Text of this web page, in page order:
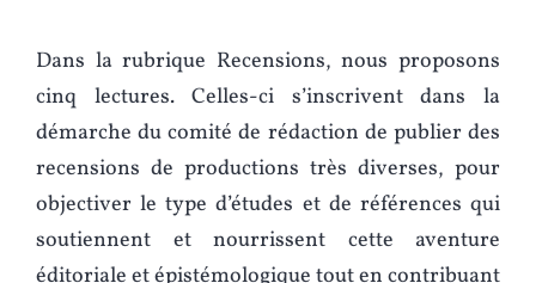
Dans la rubrique Recensions, nous proposons
cinq lectures. Celles-ci s’inscrivent dans la
démarche du comité de rédaction de publier des
recensions de productions très diverses, pour
objectiver le type d’études et de références qui
soutiennent et nourrissent cette aventure
éditoriale et épistémologique tout en contribuant